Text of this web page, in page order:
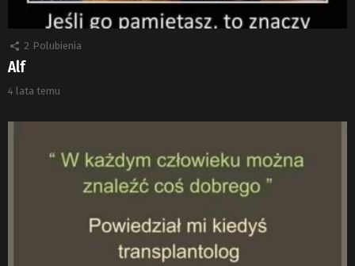
2 Polubienia
Alf
4 lata temu